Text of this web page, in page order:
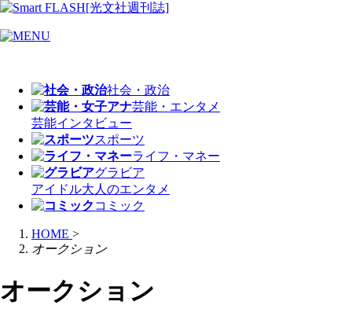
社会・政治
芸能・エンタメ
芸能インタビュー
スポーツ
ライフ・マネー
グラビア
アイドル大人のエンタメ
コミック
HOME >
オークション
オークション